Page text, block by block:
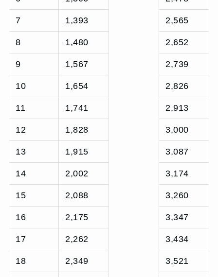
7 1,393 2,565
8 1,480 2,652
9 1,567 2,739
10 1,654 2,826
11 1,741 2,913
12 1,828 3,000
13 1,915 3,087
14 2,002 3,174
15 2,088 3,260
16 2,175 3,347
17 2,262 3,434
18 2,349 3,521